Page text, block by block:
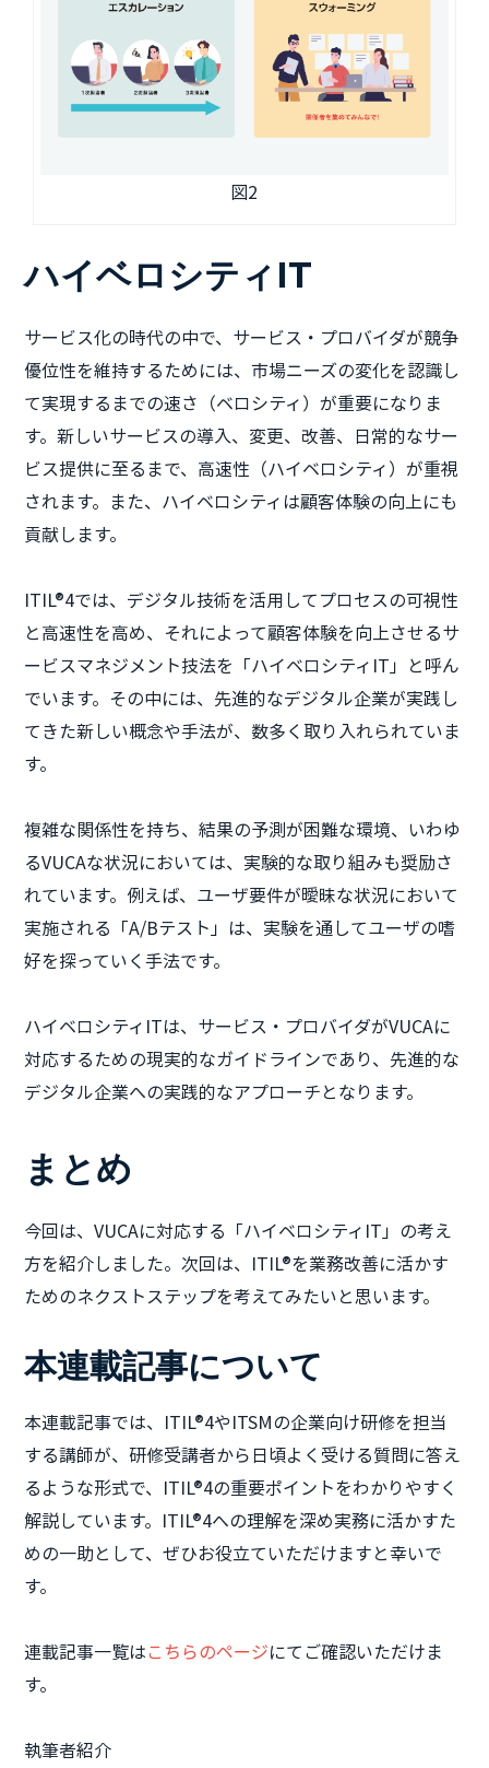
図2
ハイベロシティIT
サービス化の時代の中で、サービス・プロバイダが競争
優位性を維持するためには、市場ニーズの変化を認識し
て実現するまでの速さ（ベロシティ）が重要になりま
す。新しいサービスの導入、変更、改善、日常的なサー
ビス提供に至るまで、高速性（ハイベロシティ）が重視
されます。また、ハイベロシティは顧客体験の向上にも
貢献します。
ITIL®4では、デジタル技術を活用してプロセスの可視性
と高速性を高め、それによって顧客体験を向上させるサ
ービスマネジメント技法を「ハイベロシティIT」と呼ん
でいます。その中には、先進的なデジタル企業が実践し
てきた新しい概念や手法が、数多く取り入れられていま
す。
複雑な関係性を持ち、結果の予測が困難な環境、いわゆ
るVUCAな状況においては、実験的な取り組みも奨励さ
れています。例えば、ユーザ要件が曖昧な状況において
実施される「A/Bテスト」は、実験を通してユーザの嗜
好を探っていく手法です。
ハイベロシティITは、サービス・プロバイダがVUCAに
対応するための現実的なガイドラインであり、先進的な
デジタル企業への実践的なアプローチとなります。
まとめ
今回は、VUCAに対応する「ハイベロシティIT」の考え
方を紹介しました。次回は、ITIL®を業務改善に活かす
ためのネクストステップを考えてみたいと思います。
本連載記事について
本連載記事では、ITIL®4やITSMの企業向け研修を担当
する講師が、研修受講者から日頃よく受ける質問に答え
るような形式で、ITIL®4の重要ポイントをわかりやすく
解説しています。ITIL®4への理解を深め実務に活かすた
めの一助として、ぜひお役立ていただけますと幸いで
す。
連載記事一覧はこちらのページにてご確認いただけま
す。
執筆者紹介